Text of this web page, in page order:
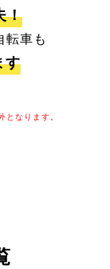
！
転車も
す
なります。